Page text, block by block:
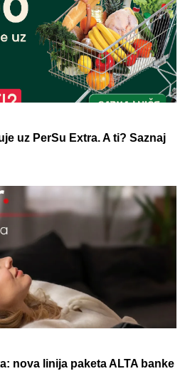
uz PerSu Extra. A ti? Saznaj
nova linija paketa ALTA banke